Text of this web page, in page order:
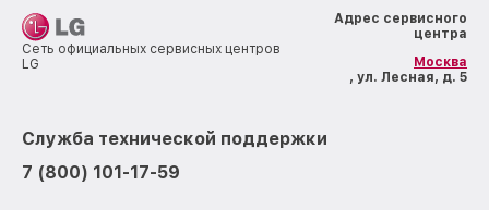
Сеть официальных сервисных центров
LG
Адрес сервисного
центра
Москва
, ул. Лесная, д. 5
Служба технической поддержки
7 (800) 101-17-59